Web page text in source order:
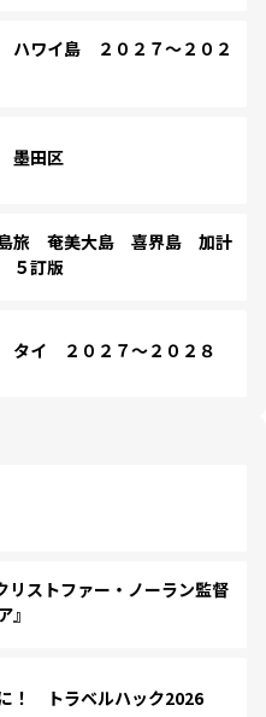
ワイ島 ２０２７～２０２
墨田区
旅 奄美大島 喜界島 加計
５訂版
イ ２０２７～２０２８
ストファー・ノーラン監督
』
！ トラベルハック2026